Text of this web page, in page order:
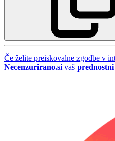
Če želite preiskovalne zgodbe v
Necenzurirano.si vaš